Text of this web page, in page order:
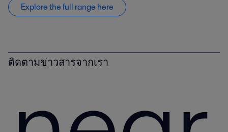
Explore the full range here
ติดตามข่าวสารจากเรา